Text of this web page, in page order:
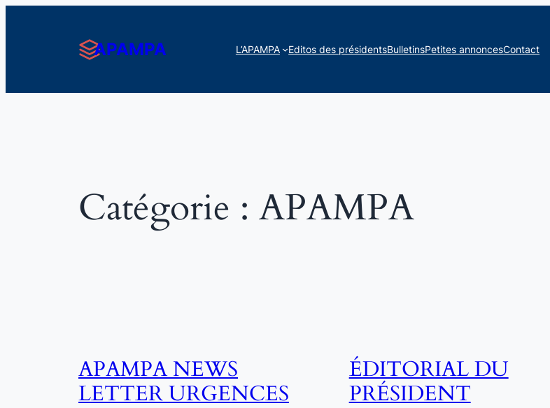
APAMPA L’APAMPA Editos des présidentsBulletinsPetites annoncesContact
Catégorie : APAMPA
APAMPA NEWS
LETTER URGENCES
ÉDITORIAL DU
PRÉSIDENT